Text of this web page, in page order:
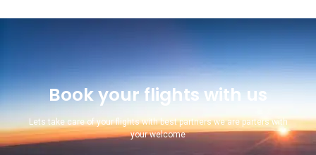
Book your flights with us
Lets take care of your flights with best partners we are parters with
your welcome